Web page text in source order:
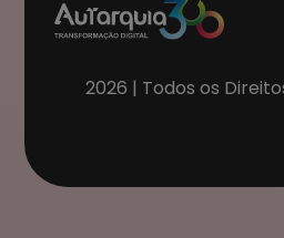
2026 | Todos os